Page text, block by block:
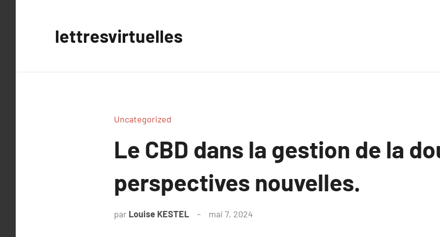
lettresvirtuelles
Uncategorized
Le CBD dans la gestion de la
perspectives nouvelles.
par Louise KESTEL mai 7, 2024